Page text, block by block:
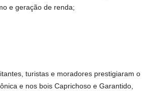
e geração de renda;
turistas e moradores prestigiaram o
e nos bois Caprichoso e Garantido,